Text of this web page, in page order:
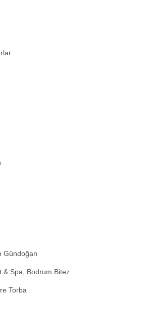
Gündoğan
& Spa, Bodrum Bitez
Torba